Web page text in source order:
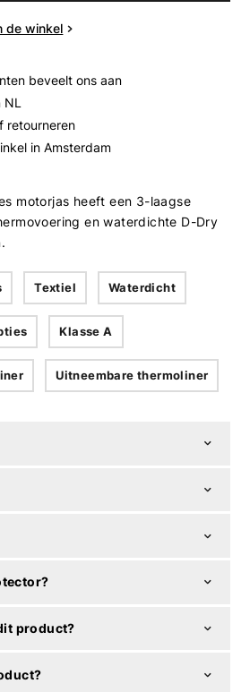
de winkel
beveelt ons aan
NL
retourneren
in Amsterdam
motorjas heeft een 3-laagse
en waterdichte D-Dry
Textiel Waterdicht
Klasse A
Uitneembare thermoliner
product?